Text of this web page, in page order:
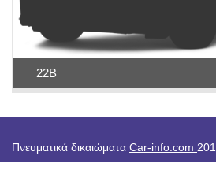
22B
Πνευματικά δικαιώματα Car-info.com